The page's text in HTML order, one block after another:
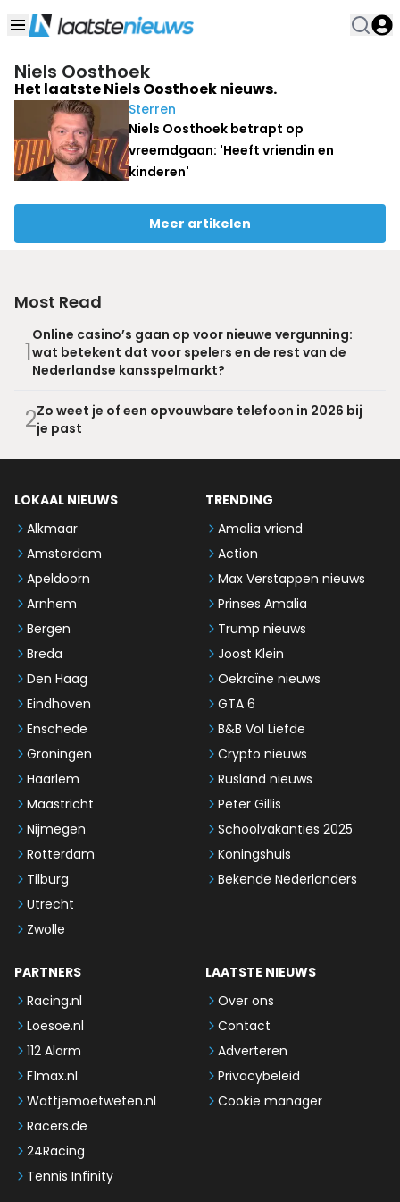
Niels Oosthoek
Het laatste Niels Oosthoek nieuws.
Sterren
Niels Oosthoek betrapt op
vreemdgaan: 'Heeft vriendin en
kinderen'
Meer artikelen
Most Read
1
Online casino’s gaan op voor nieuwe vergunning:
wat betekent dat voor spelers en de rest van de
Nederlandse kansspelmarkt?
2Zo weet je of een opvouwbare telefoon in 2026 bij
je past
LOKAAL NIEUWS
Alkmaar
Amsterdam
Apeldoorn
Arnhem
Bergen
Breda
Den Haag
Eindhoven
Enschede
Groningen
Haarlem
Maastricht
Nijmegen
Rotterdam
Tilburg
Utrecht
Zwolle
TRENDING
Amalia vriend
Action
Max Verstappen nieuws
Prinses Amalia
Trump nieuws
Joost Klein
Oekraïne nieuws
GTA 6
B&B Vol Liefde
Crypto nieuws
Rusland nieuws
Peter Gillis
Schoolvakanties 2025
Koningshuis
Bekende Nederlanders
PARTNERS
Racing.nl
Loesoe.nl
112 Alarm
F1max.nl
Wattjemoetweten.nl
Racers.de
24Racing
Tennis Infinity
LAATSTE NIEUWS
Over ons
Contact
Adverteren
Privacybeleid
Cookie manager